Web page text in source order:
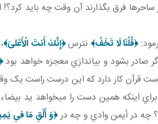
ساحرها فرق بگذارند آن وقت چه بايد
﴿قُلْنَا لَا تَخَفْ﴾ نترس﴿إِنَّكَ أَنتَ الْأَعْلىَ‏﴾
بشود و بياندازي معجزه خواهد بود
قرآن کار دارد که اين درست راست
همين دست را مي خواهد يد بيضاء
در أيمن وادي و چه در﴿وَ أَلْقِ مَا فىِ